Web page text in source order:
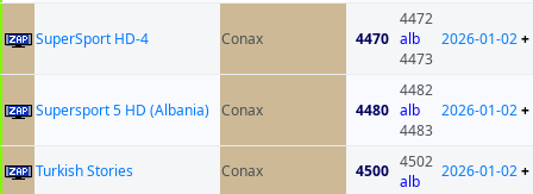
SuperSport HD-4 Conax 4470
4472
alb
4473
2026-01-02+
Supersport 5 HD (Albania) Conax 4480
4482
alb
4483
2026-01-02+
Turkish Stories Conax 4500 4502
alb
2026-01-02+